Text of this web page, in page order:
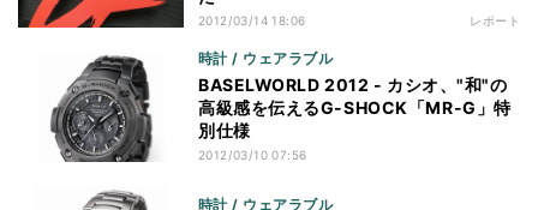
2012/03/14 18:06 レポート
時計 / ウェアラブル
BASELWORLD 2012 - カシオ、"和"の
高級感を伝えるG-SHOCK「MR-G」特
別仕様
2012/03/10 07:56
時計 / ウェアラブル